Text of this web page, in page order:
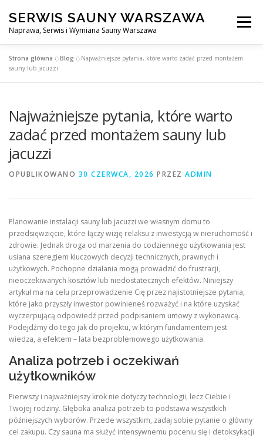
treści
SERWIS SAUNY WARSZAWA
Naprawa, Serwis i Wymiana Sauny Warszawa
Menu
SERWIS DO SAUNY WARSZAWA
Strona główna »Blog »Najważniejsze pytania, które warto zadać przed montażem
sauny lub jacuzzi
Najważniejsze pytania, które warto
zadać przed montażem sauny lub
jacuzzi
OPUBLIKOWANO 30 CZERWCA, 2026 PRZEZ ADMIN
Planowanie instalacji sauny lub jacuzzi we własnym domu to
przedsięwzięcie, które łączy wizję relaksu z inwestycją w nieruchomość i
zdrowie. Jednak droga od marzenia do codziennego użytkowania jest
usiana szeregiem kluczowych decyzji technicznych, prawnych i
użytkowych. Pochopne działania mogą prowadzić do frustracji,
nieoczekiwanych kosztów lub niedostatecznych efektów. Niniejszy
artykuł ma na celu przeprowadzenie Cię przez najistotniejsze pytania,
które jako przyszły inwestor powinieneś rozważyć i na które uzyskać
wyczerpującą odpowiedź przed podpisaniem umowy z wykonawcą.
Podejdźmy do tego jak do projektu, w którym fundamentem jest
wiedza, a efektem – lata bezproblemowego użytkowania.
Analiza potrzeb i oczekiwań
użytkowników
Pierwszy i najważniejszy krok nie dotyczy technologii, lecz Ciebie i
Twojej rodziny. Głęboka analiza potrzeb to podstawa wszystkich
późniejszych wyborów. Przede wszystkim, zadaj sobie pytanie o główny
cel zakupu. Czy sauna ma służyć intensywnemu poceniu się i detoksykacji